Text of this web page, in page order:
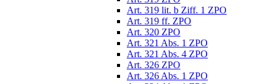
Art. 319 lit. b Ziff. 1 ZPO
Art. 319 ff. ZPO
Art. 320 ZPO
Art. 321 Abs. 1 ZPO
Art. 321 Abs. 4 ZPO
Art. 326 ZPO
Art. 326 Abs. 1 ZPO